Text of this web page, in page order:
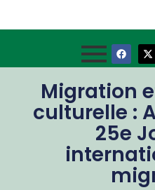
Migration
culturelle :
25e